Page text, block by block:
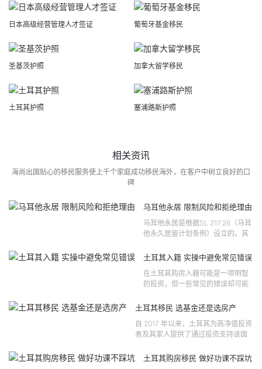
日本高级经营管理人才签证 葡萄牙基金移民
圣基茨护照 加拿大留学移民
土耳其护照 塞浦路斯护照
相关资讯
海尚出国贴心的移民服务使上千个家庭成功移民海外，在客户中树立良好的口
碑
马耳他永居 限制风险和拒绝理由
马耳他永居是根据SL 217.26（马耳
他永久居留计划条例）设立的。其
121 号法律公告，并随后根据2024
土耳其入籍 实操中避免常见错误
在土耳其购房入籍可能是一项明智
的投资，但一些常见的错误却可能
失。许多投资者轻信营销宣传或不
土耳其移民 选基金还是选房产
自 2017 年以来，土耳其为高净值投资
者及其家人提供了通过投资支持该国
会。 该计划的一大亮点在于其涵盖广
土耳其购房移民 做好功课不踩坑